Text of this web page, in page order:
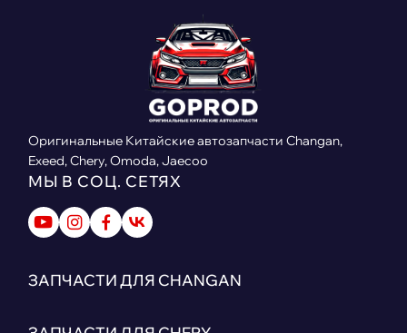
Оригинальные Китайские автозапчасти Changan,
Exeed, Chery, Omoda, Jaecoo
МЫ В СОЦ. СЕТЯХ
ЗАПЧАСТИ ДЛЯ CHANGAN